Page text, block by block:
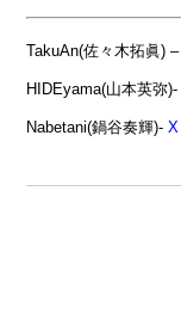
TakuAn(佐々木拓眞) –
HIDEyama(山本英弥)-
Nabetani(鍋谷奏輝)- X